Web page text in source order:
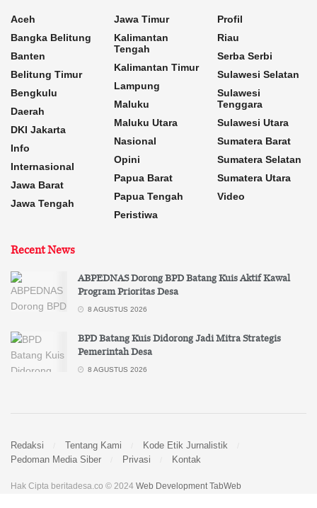
Aceh
Bangka Belitung
Banten
Belitung Timur
Bengkulu
Daerah
DKI Jakarta
Info
Internasional
Jawa Barat
Jawa Tengah
Jawa Timur
Kalimantan
Tengah
Kalimantan Timur
Lampung
Maluku
Maluku Utara
Nasional
Opini
Papua Barat
Papua Tengah
Peristiwa
Profil
Riau
Serba Serbi
Sulawesi Selatan
Sulawesi
Tenggara
Sulawesi Utara
Sumatera Barat
Sumatera Selatan
Sumatera Utara
Video
Recent News
ABPEDNAS Dorong BPD Batang Kuis Aktif Kawal
Program Prioritas Desa
8 AGUSTUS 2026
BPD Batang Kuis Didorong Jadi Mitra Strategis
Pemerintah Desa
8 AGUSTUS 2026
Redaksi Tentang Kami
Kode Etik Jurnalistik
Pedoman Media Siber
Privasi Kontak
Hak Cipta beritadesa.co © 2024 Web Development TabWeb